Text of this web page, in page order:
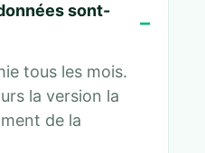
sont-
tous les mois.
la version la
de la